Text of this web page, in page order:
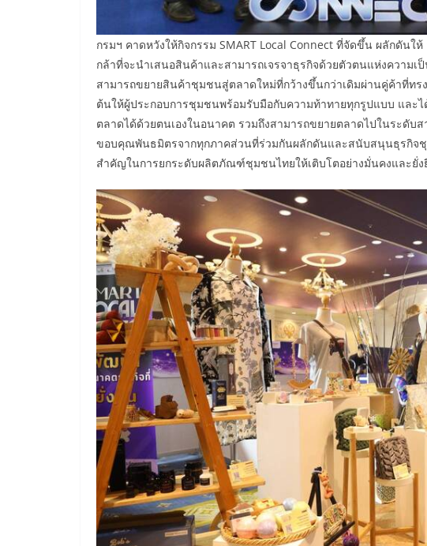
กรมฯ คาดหวังให้กิจกรรม SMART Local Connect ที่จัดขึ้น ผลักดันใ
กล้าที่จะนำเสนอสินค้าและสามารถเจรจาธุรกิจด้วยตัวตนแห่งความเ
สามารถขยายสินค้าชุมชนสู่ตลาดใหม่ที่กว้างขึ้นกว่าเดิมผ่านคู่ค้าที่ทร
ต้นให้ผู้ประกอบการชุมชนพร้อมรับมือกับความท้าทายทุกรูปแบบ และ
ตลาดได้ด้วยตนเองในอนาคต รวมถึงสามารถขยายตลาดไปในระดับ
ขอบคุณพันธมิตรจากทุกภาคส่วนที่ร่วมกันผลักดันและสนับสนุนธุรกิจชุ
สำคัญในการยกระดับผลิตภัณฑ์ชุมชนไทยให้เติบโตอย่างมั่นคงและยั่